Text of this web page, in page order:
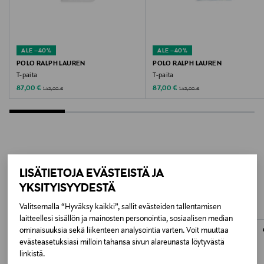
LISÄTIETOJA EVÄSTEISTÄ JA
YKSITYISYYDESTÄ
Valitsemalla “Hyväksy kaikki”, sallit evästeiden tallentamisen
laitteellesi sisällön ja mainosten personointia, sosiaalisen median
ominaisuuksia sekä liikenteen analysointia varten. Voit muuttaa
evästeasetuksiasi milloin tahansa sivun alareunasta löytyvästä
linkistä.
Turkki
Valmistajan tuotenumero
M21545
Makia Clothing Oy
Valmistajan osoite
Nilsiänkatu 15, 00510 Helsinki, Finland
Digitaalinen osoite
contact@makiaclothing.com
ALE –40%
POLO RALPH LAUREN
T-paita
Discounted Price
87,00 € Original Price
145,00 €
ALE –40%
POLO RALPH LAUREN
T-paita
Discounted Price
87,00 € Original Price
145,00 €
LISÄÄ KIINNOSTAVIA
TUOTTEITA